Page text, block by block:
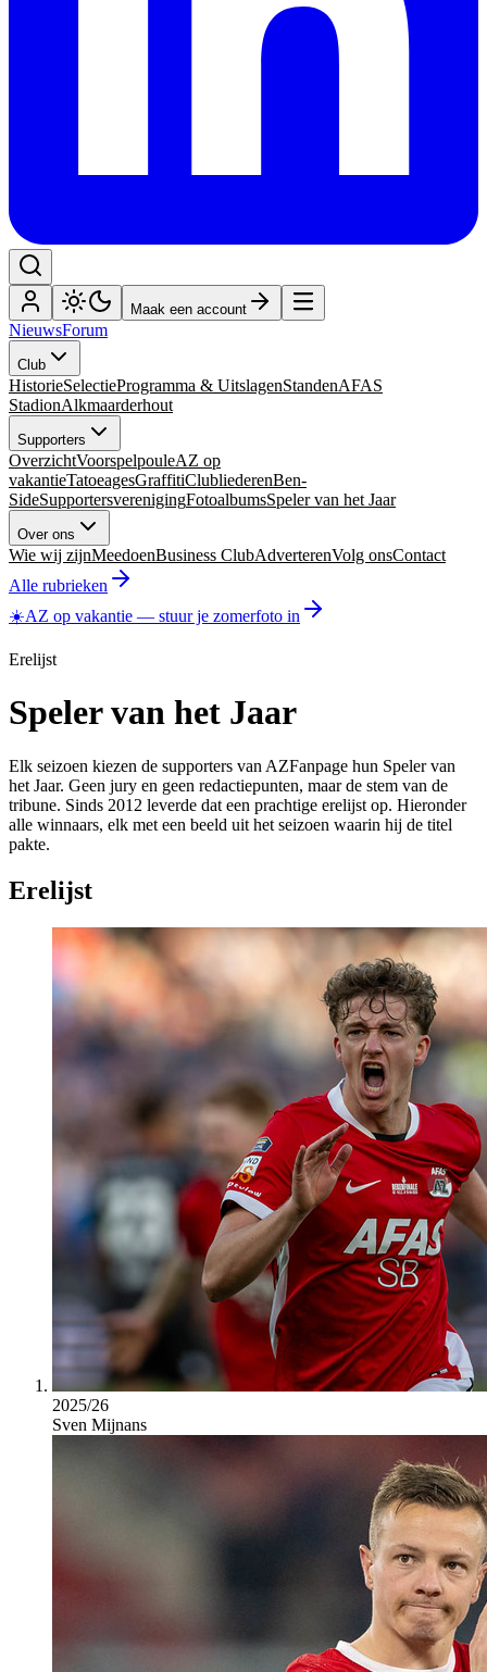
Maak een account
NieuwsForum
Club
HistorieSelectieProgramma & UitslagenStandenAFAS
StadionAlkmaarderhout
Supporters
OverzichtVoorspelpouleAZ op
vakantieTatoeagesGraffitiClubliederenBen-
SideSupportersverenigingFotoalbumsSpeler van het Jaar
Over ons
Wie wij zijnMeedoenBusiness ClubAdverterenVolg onsContact
Alle rubrieken
☀️AZ op vakantie — stuur je zomerfoto in
Erelijst
Speler van het Jaar
Elk seizoen kiezen de supporters van AZFanpage hun Speler van
het Jaar. Geen jury en geen redactiepunten, maar de stem van de
tribune. Sinds 2012 leverde dat een prachtige erelijst op. Hieronder
alle winnaars, elk met een beeld uit het seizoen waarin hij de titel
pakte.
Erelijst
2025/26
Sven Mijnans